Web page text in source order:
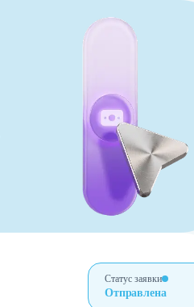
Статус заявки
Отправлена